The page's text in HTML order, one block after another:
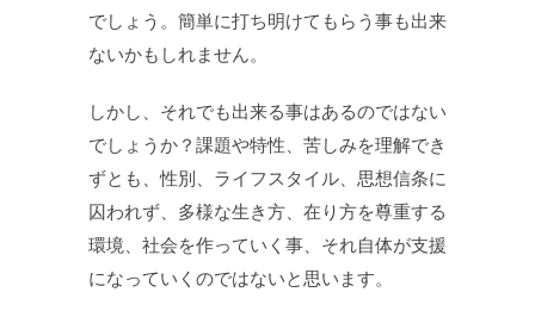
でしょう。簡単に打ち明けてもらう事も出来
ないかもしれません。
しかし、それでも出来る事はあるのではない
でしょうか？課題や特性、苦しみを理解でき
ずとも、性別、ライフスタイル、思想信条に
囚われず、多様な生き方、在り方を尊重する
環境、社会を作っていく事、それ自体が支援
になっていくのではないと思います。